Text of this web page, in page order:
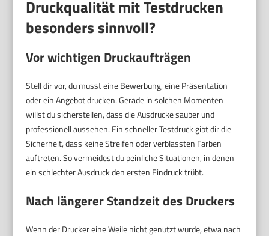
Druckqualität mit Testdrucken
besonders sinnvoll?
Vor wichtigen Druckaufträgen
Stell dir vor, du musst eine Bewerbung, eine Präsentation
oder ein Angebot drucken. Gerade in solchen Momenten
willst du sicherstellen, dass die Ausdrucke sauber und
professionell aussehen. Ein schneller Testdruck gibt dir die
Sicherheit, dass keine Streifen oder verblassten Farben
auftreten. So vermeidest du peinliche Situationen, in denen
ein schlechter Ausdruck den ersten Eindruck trübt.
Nach längerer Standzeit des Druckers
Wenn der Drucker eine Weile nicht genutzt wurde, etwa nach